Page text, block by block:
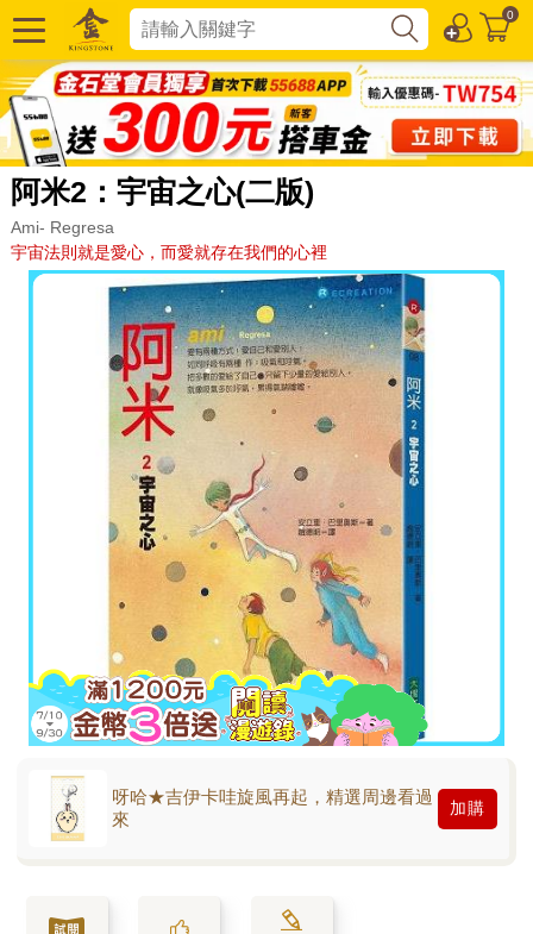
0
阿米2：宇宙之心(二版)
Ami- Regresa
宇宙法則就是愛心，而愛就存在我們的心裡
呀哈★吉伊卡哇旋風再起，精選周邊看過
來
加購